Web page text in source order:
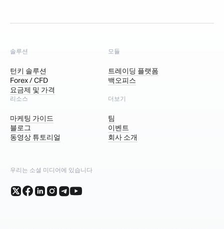
솔루션
턴키 솔루션
Forex / CFD
요금제 및 가격
모듈
트레이딩 플랫폼
백오피스
리소스
마케팅 가이드
블로그
동영상 튜토리얼
더보기
팀
이벤트
회사 소개
우리는 소셜 미디어에 있습니다